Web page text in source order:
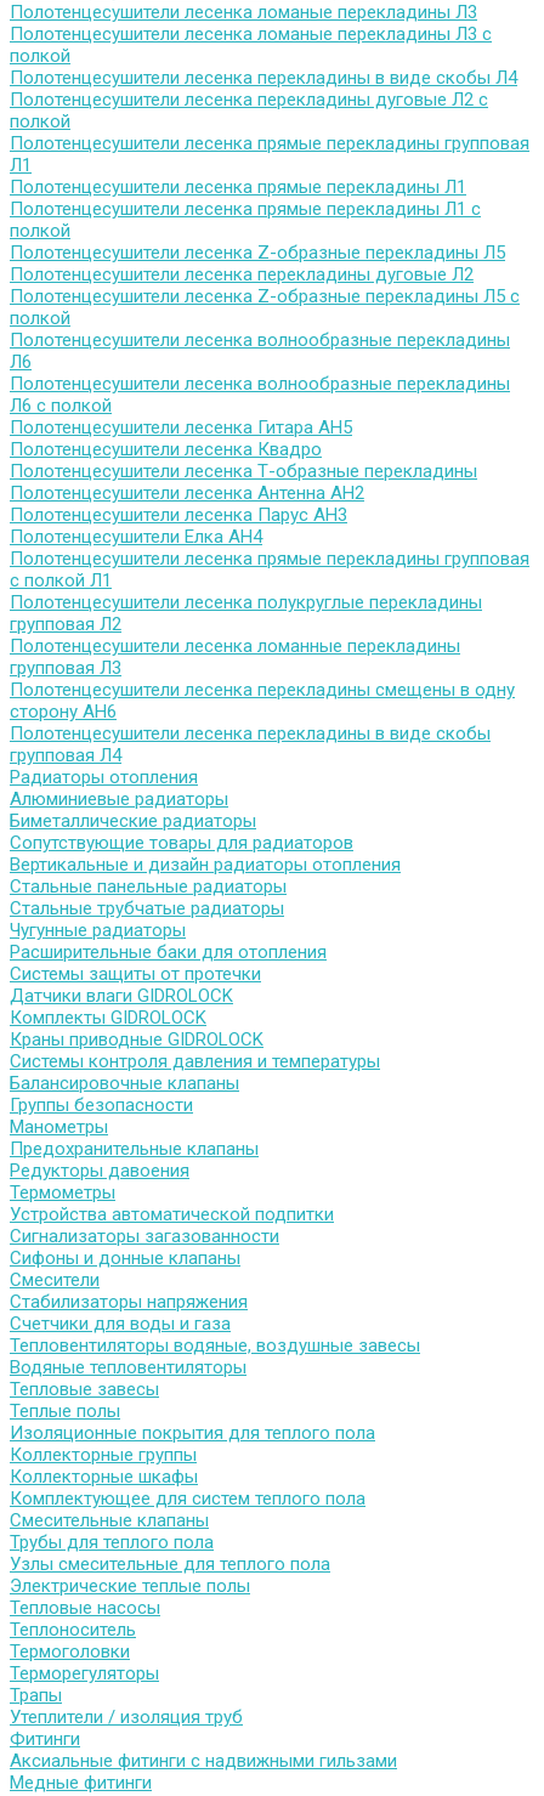
Полотенцесушители лесенка ломаные перекладины Л3
Полотенцесушители лесенка ломаные перекладины Л3 с
полкой
Полотенцесушители лесенка перекладины в виде скобы Л4
Полотенцесушители лесенка перекладины дуговые Л2 с
полкой
Полотенцесушители лесенка прямые перекладины групповая
Л1
Полотенцесушители лесенка прямые перекладины Л1
Полотенцесушители лесенка прямые перекладины Л1 с
полкой
Полотенцесушители лесенка Z-образные перекладины Л5
Полотенцесушители лесенка перекладины дуговые Л2
Полотенцесушители лесенка Z-образные перекладины Л5 с
полкой
Полотенцесушители лесенка волнообразные перекладины
Л6
Полотенцесушители лесенка волнообразные перекладины
Л6 с полкой
Полотенцесушители лесенка Гитара АН5
Полотенцесушители лесенка Квадро
Полотенцесушители лесенка Т-образные перекладины
Полотенцесушители лесенка Антенна АН2
Полотенцесушители лесенка Парус АН3
Полотенцесушители Елка АН4
Полотенцесушители лесенка прямые перекладины групповая
с полкой Л1
Полотенцесушители лесенка полукруглые перекладины
групповая Л2
Полотенцесушители лесенка ломанные перекладины
групповая Л3
Полотенцесушители лесенка перекладины смещены в одну
сторону АН6
Полотенцесушители лесенка перекладины в виде скобы
групповая Л4
Радиаторы отопления
Алюминиевые радиаторы
Биметаллические радиаторы
Сопутствующие товары для радиаторов
Вертикальные и дизайн радиаторы отопления
Стальные панельные радиаторы
Стальные трубчатые радиаторы
Чугунные радиаторы
Расширительные баки для отопления
Системы защиты от протечки
Датчики влаги GIDROLOCK
Комплекты GIDROLOCK
Краны приводные GIDROLOCK
Системы контроля давления и температуры
Балансировочные клапаны
Группы безопасности
Манометры
Предохранительные клапаны
Редукторы давоения
Термометры
Устройства автоматической подпитки
Сигнализаторы загазованности
Сифоны и донные клапаны
Смесители
Стабилизаторы напряжения
Счетчики для воды и газа
Тепловентиляторы водяные, воздушные завесы
Водяные тепловентиляторы
Тепловые завесы
Теплые полы
Изоляционные покрытия для теплого пола
Коллекторные группы
Коллекторные шкафы
Комплектующее для систем теплого пола
Смесительные клапаны
Трубы для теплого пола
Узлы смесительные для теплого пола
Электрические теплые полы
Тепловые насосы
Теплоноситель
Термоголовки
Терморегуляторы
Трапы
Утеплители / изоляция труб
Фитинги
Аксиальные фитинги с надвижными гильзами
Медные фитинги